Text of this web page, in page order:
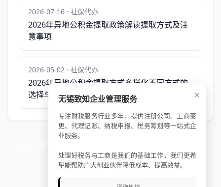
2026-07-16 · 社保代办
2026年异地公积金提取政策解读提取方式及注
意事项
2026-05-02 · 社保代办
2026年异地公积金提取方式多样化不同方式的
选择与操作
×
无锡致知企业管理服务
专注财税服务行业多年，提供注册公司、工商变
更、代理记账、纳税申报、税务筹划等一站式企
业服务。
处理好税务与工商是我们的基础工作，我们更希
望能帮助广大创业伙伴降低成本、提高效益。